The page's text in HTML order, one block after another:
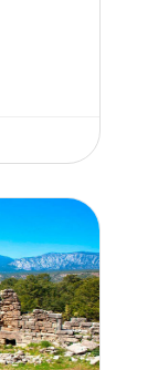
from
$110